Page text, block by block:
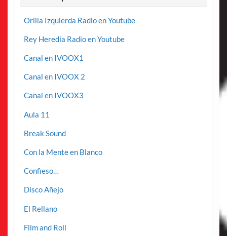
Orilla Izquierda Radio en Youtube
Rey Heredia Radio en Youtube
Canal en IVOOX1
Canal en IVOOX 2
Canal en IVOOX3
Aula 11
Break Sound
Con la Mente en Blanco
Confieso…
Disco Añejo
El Rellano
Film and Roll